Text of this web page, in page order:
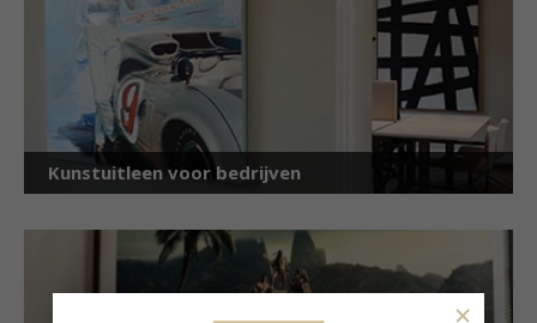
Kunstuitleen voor bedrijven
×